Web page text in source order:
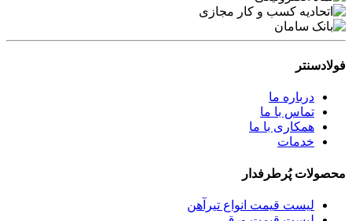
فولادسنتر
درباره ما
تماس با ما
همکاری با ما
خدمات
محصولات پُرطرفدار
لیست قیمت انواع تیرآهن